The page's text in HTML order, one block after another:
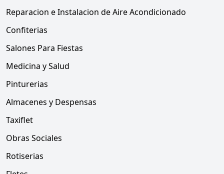
Reparacion e Instalacion de Aire Acondicionado
Confiterias
Salones Para Fiestas
Medicina y Salud
Pinturerias
Almacenes y Despensas
Taxiflet
Obras Sociales
Rotiserias